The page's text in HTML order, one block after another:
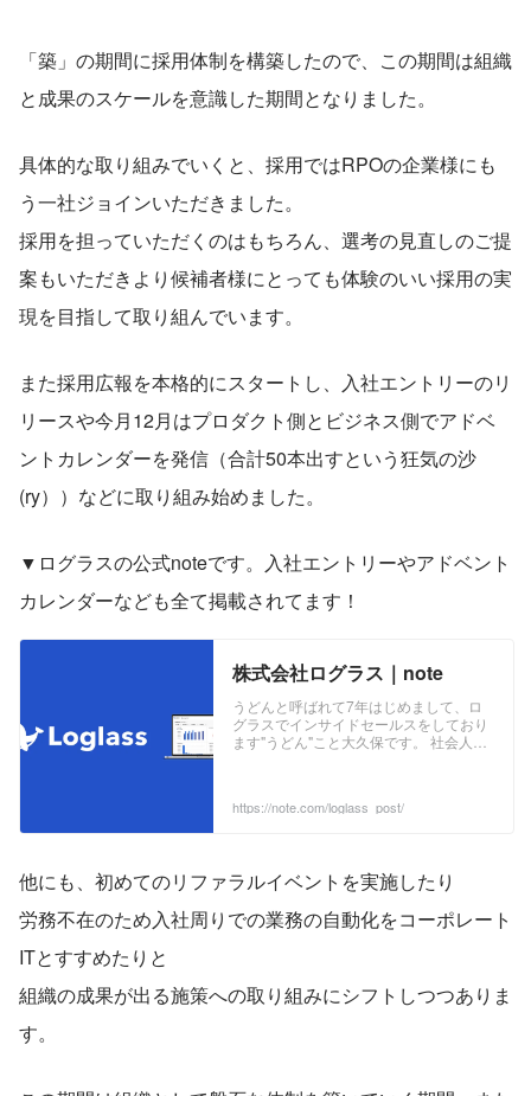
「築」の期間に採用体制を構築したので、この期間は組織
と成果のスケールを意識した期間となりました。
具体的な取り組みでいくと、採用ではRPOの企業様にも
う一社ジョインいただきました。
採用を担っていただくのはもちろん、選考の見直しのご提
案もいただきより候補者様にとっても体験のいい採用の実
現を目指して取り組んでいます。
また採用広報を本格的にスタートし、入社エントリーのリ
リースや今月12月はプロダクト側とビジネス側でアドベ
ントカレンダーを発信（合計50本出すという狂気の沙
(ry））などに取り組み始めました。
▼ログラスの公式noteです。入社エントリーやアドベント
カレンダーなども全て掲載されてます！
株式会社ログラス｜note
うどんと呼ばれて7年はじめまして、ロ
グラスでインサイドセールスをしており
ます"うどん"こと大久保です。 社会人に
んでください。 ...
https://note.com/loglass_post/
他にも、初めてのリファラルイベントを実施したり
労務不在のため入社周りでの業務の自動化をコーポレート
ITとすすめたりと
組織の成果が出る施策への取り組みにシフトしつつありま
す。